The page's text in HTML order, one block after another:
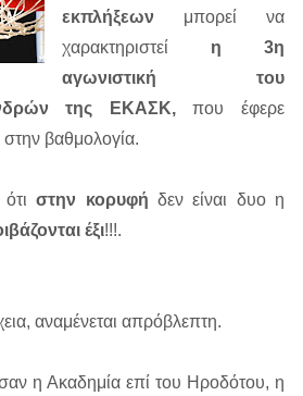
εκπλήξεων μπορεί να
χαρακτηριστεί η 3η
αγωνιστική του
της ΕΚΑΣΚ,που έφερε
στην βαθμολογία.
στην κορυφή δεν είναι δυο η
έξι!!!.
αναμένεται απρόβλεπτη.
η Ακαδημία επί του Ηροδότου, η